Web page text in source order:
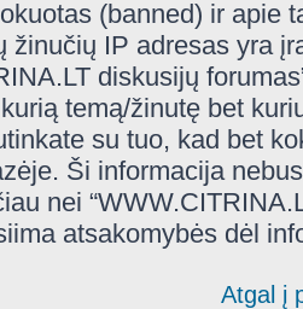
(banned) ir apie
žinučių IP adresas yra
diskusijų
temą/žinutę bet
su tuo, kad bet
Ši informacija
nei
atsakomybės dėl
Atgal į